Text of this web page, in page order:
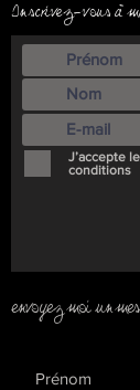
Inscrivez-vous à
J’accepte
conditions
envoyez moi un